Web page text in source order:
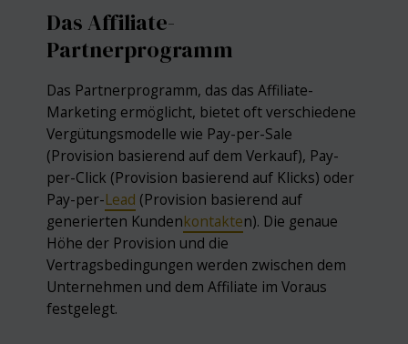
Das Affiliate-
Partnerprogramm
Das Partnerprogramm, das das Affiliate-
Marketing ermöglicht, bietet oft verschiedene
Vergütungsmodelle wie Pay-per-Sale
(Provision basierend auf dem Verkauf), Pay-
per-Click (Provision basierend auf Klicks) oder
Pay-per-Lead (Provision basierend auf
generierten Kundenkontakten). Die genaue
Höhe der Provision und die
Vertragsbedingungen werden zwischen dem
Unternehmen und dem Affiliate im Voraus
festgelegt.